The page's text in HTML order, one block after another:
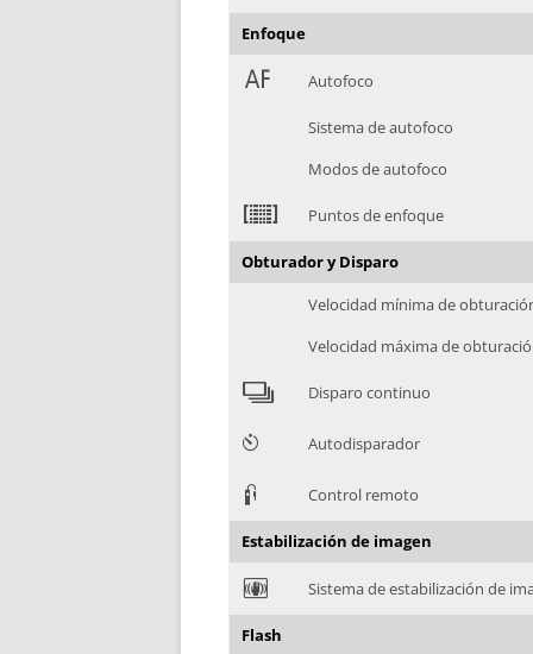
Enfoque
1 Autofoco
Sistema de autofoco
Modos de autofoco
2 Puntos de enfoque
Obturador y Disparo
Velocidad mínima de
Velocidad máxima de
4 Disparo continuo
6 Autodisparador
3 Control remoto
Estabilización de imagen
F Sistema de estabilización de
Flash